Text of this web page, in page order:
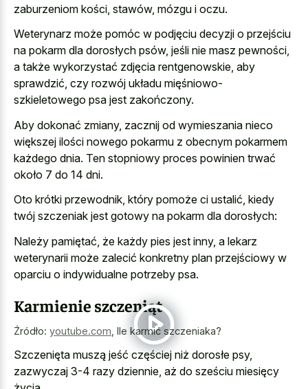
zaburzeniom kości, stawów, mózgu i oczu.
Weterynarz może pomóc w podjęciu decyzji o przejściu
na pokarm dla dorosłych psów, jeśli nie masz pewności,
a także wykorzystać zdjęcia rentgenowskie, aby
sprawdzić, czy rozwój układu mięśniowo-
szkieletowego psa jest zakończony.
Aby dokonać zmiany, zacznij od wymieszania nieco
większej ilości nowego pokarmu z obecnym pokarmem
każdego dnia. Ten stopniowy proces powinien trwać
około 7 do 14 dni.
Oto krótki przewodnik, który pomoże ci ustalić, kiedy
twój szczeniak jest gotowy na pokarm dla dorosłych:
Należy pamiętać, że każdy pies jest inny, a lekarz
weterynarii może zalecić konkretny plan przejściowy w
oparciu o indywidualne potrzeby psa.
Karmienie szczeniąt
Źródło: youtube.com Ile karmić szczeniaka?
Szczenięta muszą jeść częściej niż dorosłe psy,
zazwyczaj 3-4 razy dziennie, aż do sześciu miesięcy